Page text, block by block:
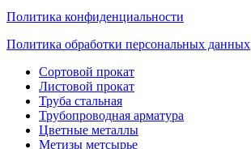
Политика конфиденциальности
Политика обработки персональных данных
Сортовой прокат
Листовой прокат
Труба стальная
Трубопроводная арматура
Цветные металлы
Метизы метсырье